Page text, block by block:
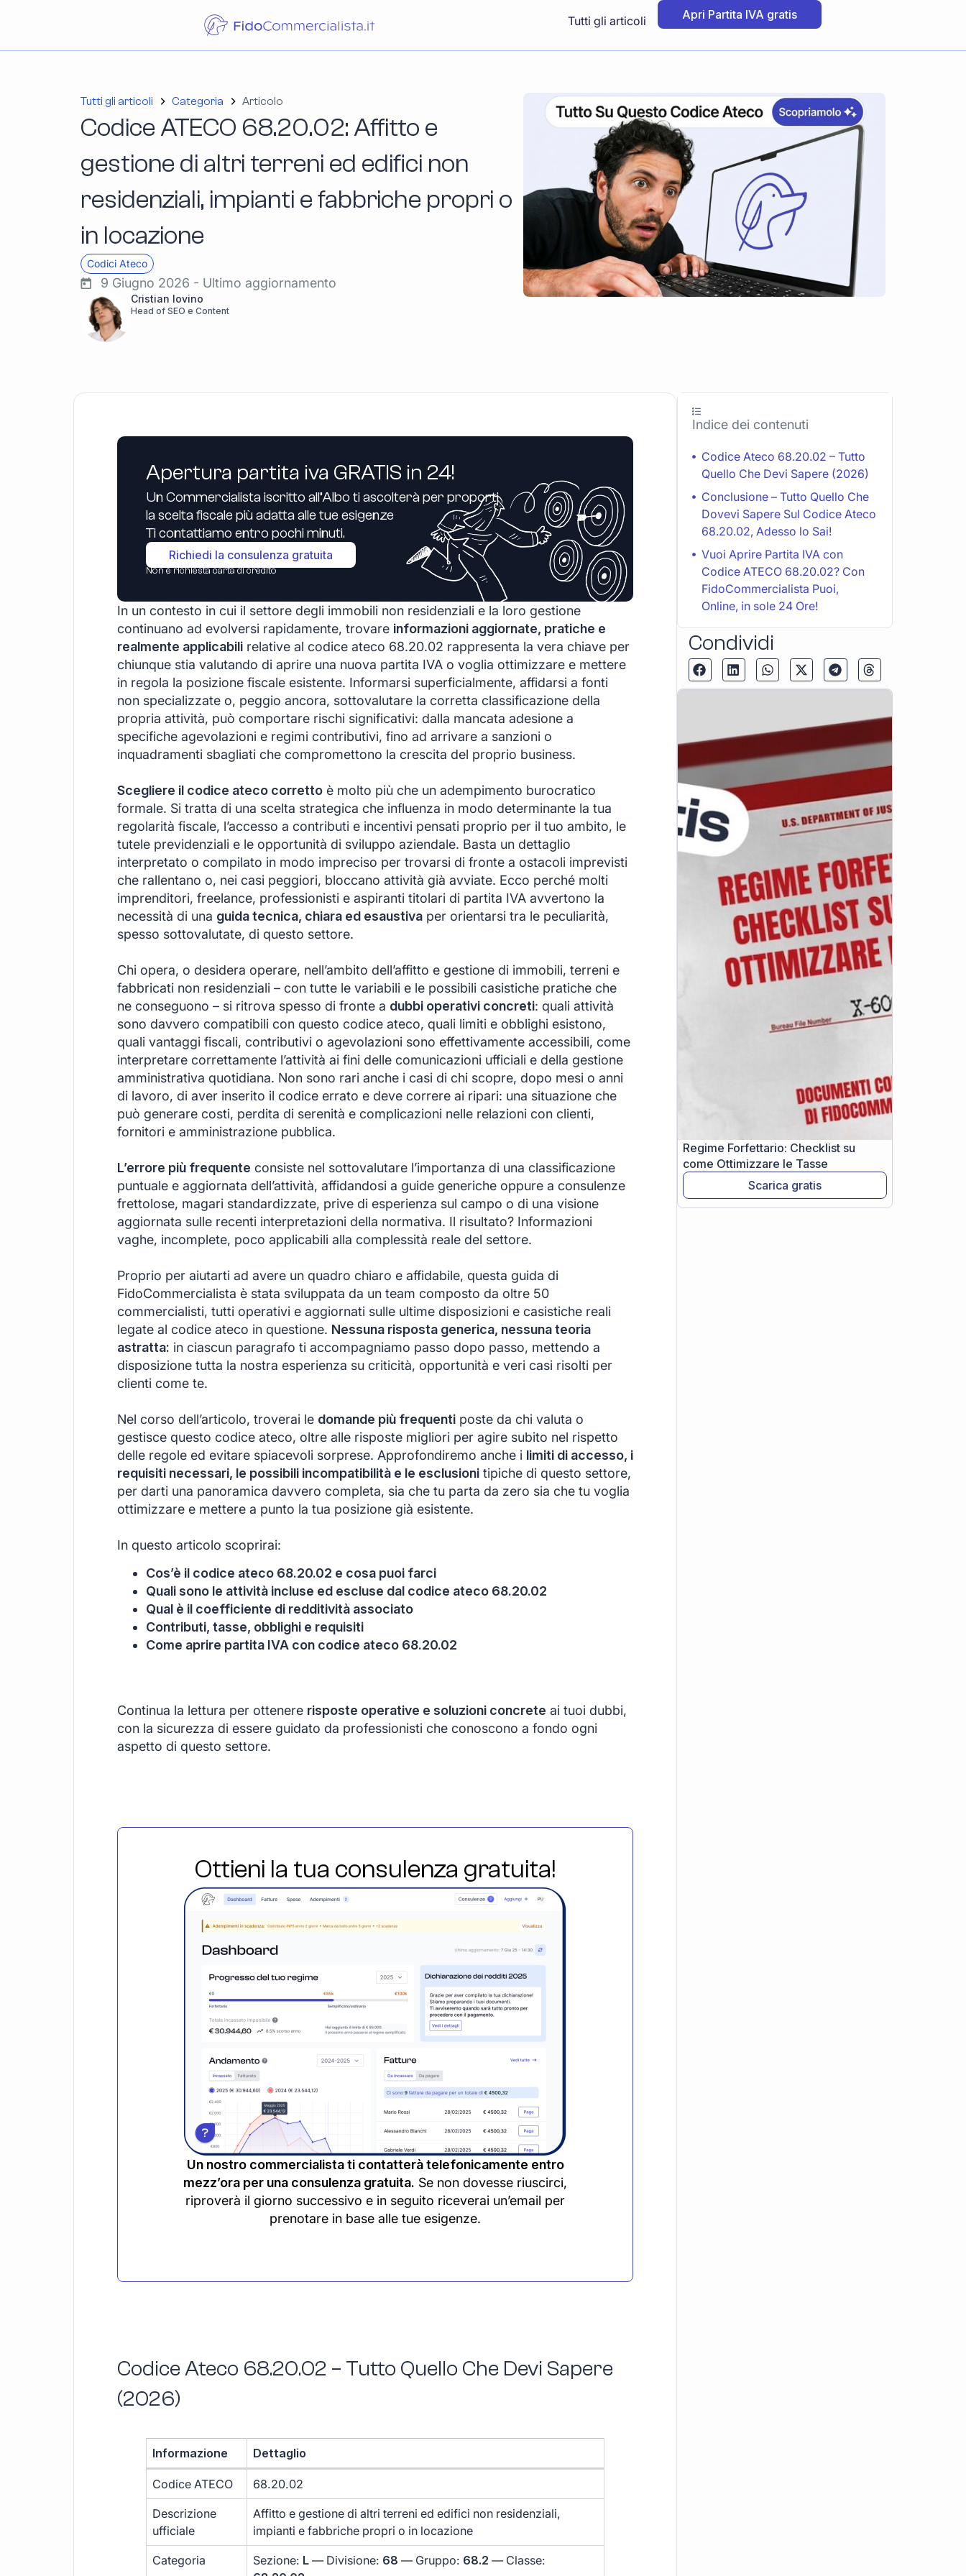
Tutti gli articoli Apri Partita IVA gratis
Tutti gli articoli Categoria Articolo
Codice ATECO 68.20.02: Affitto e
gestione di altri terreni ed edifici non
residenziali, impianti e fabbriche propri o
in locazione
Codici Ateco
9 Giugno 2026 - Ultimo aggiornamento
Cristian Iovino
Head of SEO e Content
Apertura partita iva GRATIS in 24!
Un Commercialista iscritto all’Albo ti ascolterà per proporti
la scelta fiscale più adatta alle tue esigenze
Ti contattiamo entro pochi minuti.
Richiedi la consulenza gratuita
Non è richiesta carta di credito
In un contesto in cui il settore degli immobili non residenziali e la loro gestione
continuano ad evolversi rapidamente, trovare informazioni aggiornate, pratiche e
realmente applicabili relative al codice ateco 68.20.02 rappresenta la vera chiave per
chiunque stia valutando di aprire una nuova partita IVA o voglia ottimizzare e mettere
in regola la posizione fiscale esistente. Informarsi superficialmente, affidarsi a fonti
non specializzate o, peggio ancora, sottovalutare la corretta classificazione della
propria attività, può comportare rischi significativi: dalla mancata adesione a
specifiche agevolazioni e regimi contributivi, fino ad arrivare a sanzioni o
inquadramenti sbagliati che compromettono la crescita del proprio business.
Scegliere il codice ateco corretto è molto più che un adempimento burocratico
formale. Si tratta di una scelta strategica che influenza in modo determinante la tua
regolarità fiscale, l’accesso a contributi e incentivi pensati proprio per il tuo ambito, le
tutele previdenziali e le opportunità di sviluppo aziendale. Basta un dettaglio
interpretato o compilato in modo impreciso per trovarsi di fronte a ostacoli imprevisti
che rallentano o, nei casi peggiori, bloccano attività già avviate. Ecco perché molti
imprenditori, freelance, professionisti e aspiranti titolari di partita IVA avvertono la
necessità di una guida tecnica, chiara ed esaustiva per orientarsi tra le peculiarità,
spesso sottovalutate, di questo settore.
Chi opera, o desidera operare, nell’ambito dell’affitto e gestione di immobili, terreni e
fabbricati non residenziali – con tutte le variabili e le possibili casistiche pratiche che
ne conseguono – si ritrova spesso di fronte a dubbi operativi concreti: quali attività
sono davvero compatibili con questo codice ateco, quali limiti e obblighi esistono,
quali vantaggi fiscali, contributivi o agevolazioni sono effettivamente accessibili, come
interpretare correttamente l’attività ai fini delle comunicazioni ufficiali e della gestione
amministrativa quotidiana. Non sono rari anche i casi di chi scopre, dopo mesi o anni
di lavoro, di aver inserito il codice errato e deve correre ai ripari: una situazione che
può generare costi, perdita di serenità e complicazioni nelle relazioni con clienti,
fornitori e amministrazione pubblica.
L’errore più frequente consiste nel sottovalutare l’importanza di una classificazione
puntuale e aggiornata dell’attività, affidandosi a guide generiche oppure a consulenze
frettolose, magari standardizzate, prive di esperienza sul campo o di una visione
aggiornata sulle recenti interpretazioni della normativa. Il risultato? Informazioni
vaghe, incomplete, poco applicabili alla complessità reale del settore.
Proprio per aiutarti ad avere un quadro chiaro e affidabile, questa guida di
FidoCommercialista è stata sviluppata da un team composto da oltre 50
commercialisti, tutti operativi e aggiornati sulle ultime disposizioni e casistiche reali
legate al codice ateco in questione. Nessuna risposta generica, nessuna teoria
astratta: in ciascun paragrafo ti accompagniamo passo dopo passo, mettendo a
disposizione tutta la nostra esperienza su criticità, opportunità e veri casi risolti per
clienti come te.
Nel corso dell’articolo, troverai le domande più frequenti poste da chi valuta o
gestisce questo codice ateco, oltre alle risposte migliori per agire subito nel rispetto
delle regole ed evitare spiacevoli sorprese. Approfondiremo anche i limiti di accesso, i
requisiti necessari, le possibili incompatibilità e le esclusioni tipiche di questo settore,
per darti una panoramica davvero completa, sia che tu parta da zero sia che tu voglia
ottimizzare e mettere a punto la tua posizione già esistente.
In questo articolo scoprirai:
Cos’è il codice ateco 68.20.02 e cosa puoi farci
Quali sono le attività incluse ed escluse dal codice ateco 68.20.02
Qual è il coefficiente di redditività associato
Contributi, tasse, obblighi e requisiti
Come aprire partita IVA con codice ateco 68.20.02
Continua la lettura per ottenere risposte operative e soluzioni concrete ai tuoi dubbi,
con la sicurezza di essere guidato da professionisti che conoscono a fondo ogni
aspetto di questo settore.
Ottieni la tua consulenza gratuita!
Un nostro commercialista ti contatterà telefonicamente entro
mezz’ora per una consulenza gratuita. Se non dovesse riuscirci,
riproverà il giorno successivo e in seguito riceverai un’email per
prenotare in base alle tue esigenze.
Codice Ateco 68.20.02 – Tutto Quello Che Devi Sapere
(2026)
Informazione Dettaglio
Codice ATECO 68.20.02
Descrizione
ufficiale
Affitto e gestione di altri terreni ed edifici non residenziali,
impianti e fabbriche propri o in locazione
Categoria Sezione: L — Divisione: 68 — Gruppo: 68.2 — Classe:
Indice dei contenuti
Codice Ateco 68.20.02 – Tutto
Quello Che Devi Sapere (2026)
Conclusione – Tutto Quello Che
Dovevi Sapere Sul Codice Ateco
68.20.02, Adesso lo Sai!
Vuoi Aprire Partita IVA con
Codice ATECO 68.20.02? Con
FidoCommercialista Puoi,
Online, in sole 24 Ore!
Condividi
Regime Forfettario: Checklist su
come Ottimizzare le Tasse
Scarica gratis